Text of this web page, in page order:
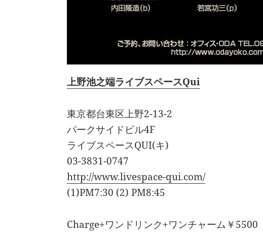
上野池之端ライブスペースQui
東京都台東区上野2-13-2
パークサイドビル4F
ライブスペースQUI(キ)
03-3831-0747
http://www.livespace-qui.com/
(1)PM7:30 (2) PM8:45
Charge+ワンドリンク+ワンチャーム￥5500